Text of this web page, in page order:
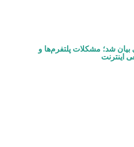
شد؛ مشکلات پلتفرم‌ها و
اینترنت